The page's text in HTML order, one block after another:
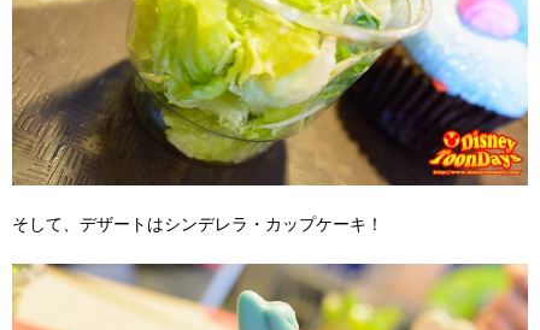
そして、デザートはシンデレラ・カップケーキ！